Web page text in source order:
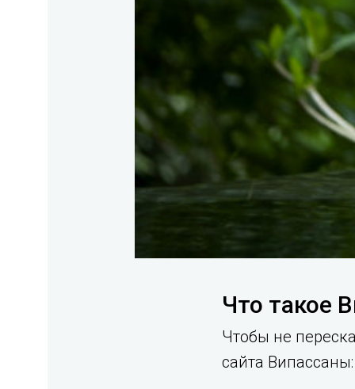
Что такое
Чтобы не
сайта Випассаны: